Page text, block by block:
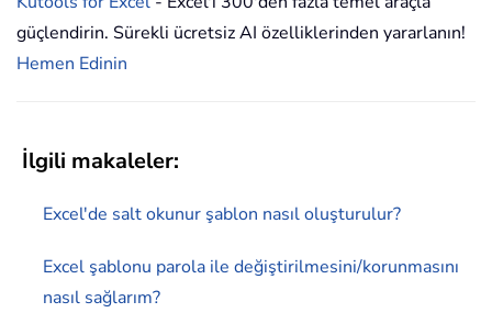
güçlendirin. Sürekli ücretsiz AI özelliklerinden yararlanın!
Hemen Edinin
İlgili makaleler:
Excel'de salt okunur şablon nasıl oluşturulur?
Excel şablonu parola ile değiştirilmesini/korunmasını
nasıl sağlarım?